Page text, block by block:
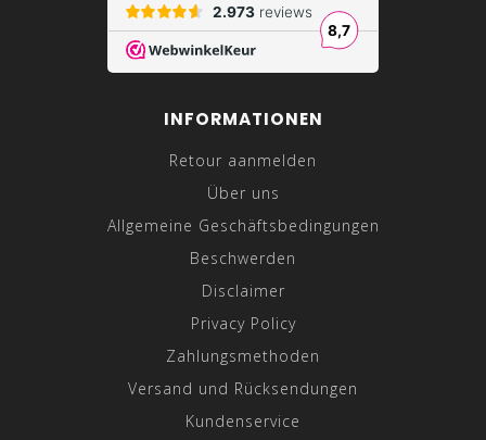
INFORMATIONEN
Retour aanmelden
Über uns
Allgemeine Geschäftsbedingungen
Beschwerden
Disclaimer
Privacy Policy
Zahlungsmethoden
Versand und Rücksendungen
Kundenservice